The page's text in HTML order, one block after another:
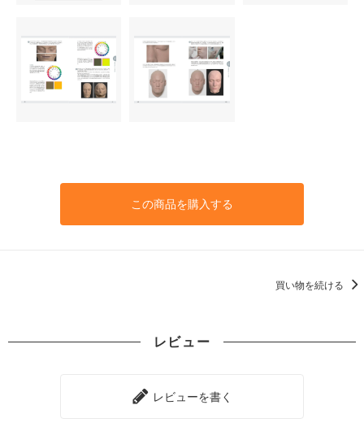
この商品を購入する
買い物を続ける
レビュー
レビューを書く